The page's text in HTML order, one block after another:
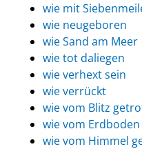
wie mit
wie neugeboren
wie Sand am Meer
wie tot daliegen
wie verhext sein
wie verrückt
wie vom Blitz
wie vom
wie vom Himmel